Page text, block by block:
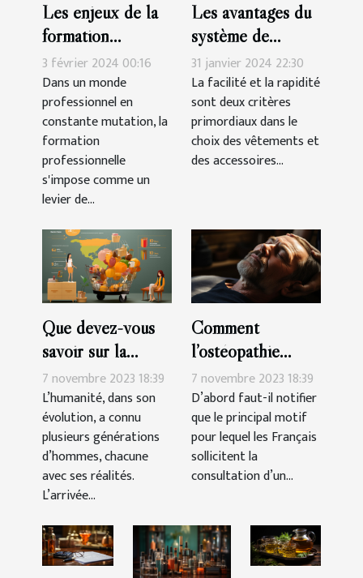
Les enjeux de la
formation
professionnelle
pour les seniors
3 février 2024 00:16
Dans un monde
professionnel en
constante mutation, la
formation
professionnelle
s'impose comme un
levier de...
Les avantages du
système de
fermeture à
scratch pour les
chaussures des
filles
31 janvier 2024 22:30
La facilité et la rapidité
sont deux critères
primordiaux dans le
choix des vêtements et
des accessoires...
Que devez-vous
savoir sur la
génération des
Millennials ?
7 novembre 2023 18:39
L’humanité, dans son
évolution, a connu
plusieurs générations
d’hommes, chacune
avec ses réalités.
L’arrivée...
Comment
l’ostéopathie
peut-il soulager
les douleurs du
corps ?
7 novembre 2023 18:39
D’abord faut-il notifier
que le principal motif
pour lequel les Français
sollicitent la
consultation d’un...